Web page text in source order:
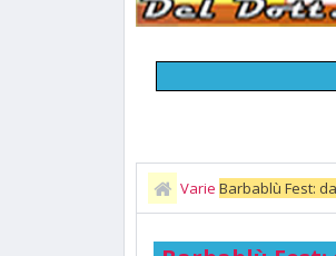
Varie Barbablù Fest: